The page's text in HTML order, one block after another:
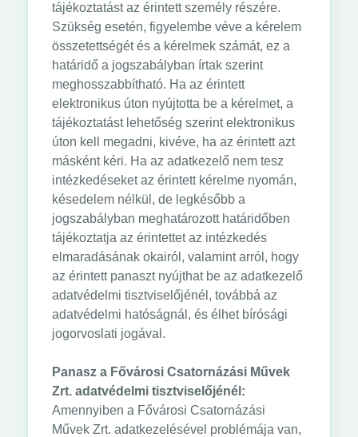
tájékoztatást az érintett személy részére.
Szükség esetén, figyelembe véve a kérelem
összetettségét és a kérelmek számát, ez a
határidő a jogszabályban írtak szerint
meghosszabbítható. Ha az érintett
elektronikus úton nyújtotta be a kérelmet, a
tájékoztatást lehetőség szerint elektronikus
úton kell megadni, kivéve, ha az érintett azt
másként kéri. Ha az adatkezelő nem tesz
intézkedéseket az érintett kérelme nyomán,
késedelem nélkül, de legkésőbb a
jogszabályban meghatározott határidőben
tájékoztatja az érintettet az intézkedés
elmaradásának okairól, valamint arról, hogy
az érintett panaszt nyújthat be az adatkezelő
adatvédelmi tisztviselőjénél, továbbá az
adatvédelmi hatóságnál, és élhet bírósági
jogorvoslati jogával.
Panasz a Fővárosi Csatornázási Művek
Zrt. adatvédelmi tisztviselőjénél:
Amennyiben a Fővárosi Csatornázási
Művek Zrt. adatkezelésével problémája van,